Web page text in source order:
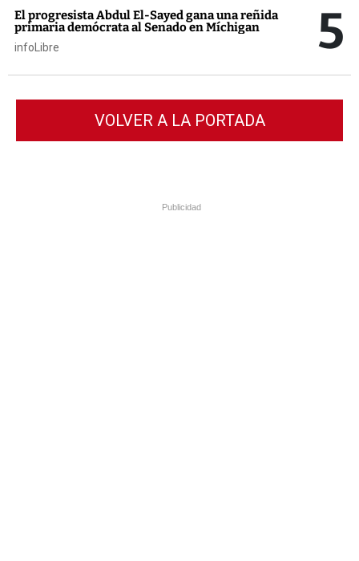
El progresista Abdul El-Sayed gana una reñida
primaria demócrata al Senado en Míchigan
infoLibre 5
VOLVER A LA PORTADA
Publicidad